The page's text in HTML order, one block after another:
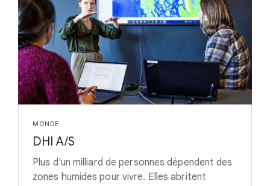
MONDE
DHI A/S
Plus d'un milliard de personnes dépendent des
zones humides pour vivre. Elles abritent